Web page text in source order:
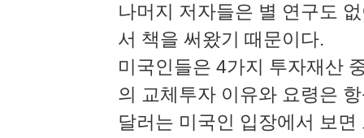
나머지 저자들은 별 연구도
서 책을 써왔기 때문이다.
미국인들은 4가지 투자재산
의 교체투자 이유와 요령은
달러는 미국인 입장에서 보